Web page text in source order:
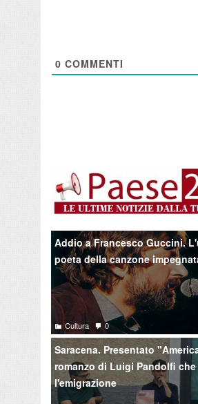
0 COMMENTI
Addio a Francesco Guccini.
poeta della canzone
Cultura 0
Saracena. Presentato
romanzo di Luigi Pandolfi
l'emigrazione